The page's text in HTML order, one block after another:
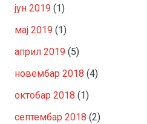
јун 2019 (1)
мај 2019 (1)
април 2019 (5)
новембар 2018 (4)
октобар 2018 (1)
септембар 2018 (2)